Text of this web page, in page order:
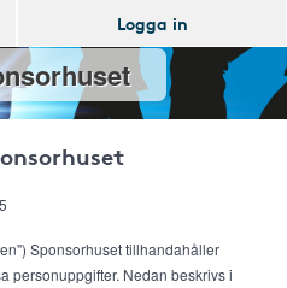
Logga in
Sponsorhuset tillhandahåller
personuppgifter. Nedan beskrivs i